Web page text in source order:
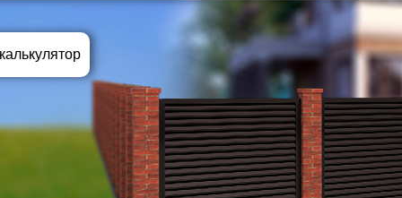
ВЫБОР ПО ХАРАКТЕРИСТИКАМ
Горизонтальные заборы
Высокие заборы
Красивые, дизайнерские заборы
ВЫБОР ПО СПОСОБУ МОНТАЖА